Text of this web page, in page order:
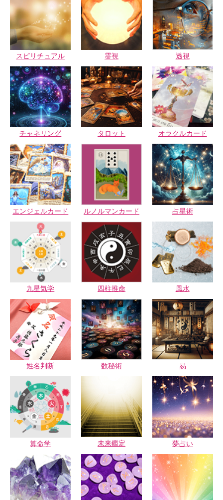
スピリチュアル 霊視 透視
チャネリング タロット オラクルカード
エンジェルカード ルノルマンカード 占星術
九星気学 四柱推命 風水
姓名判断 数秘術 易
算命学 未来鑑定 夢占い